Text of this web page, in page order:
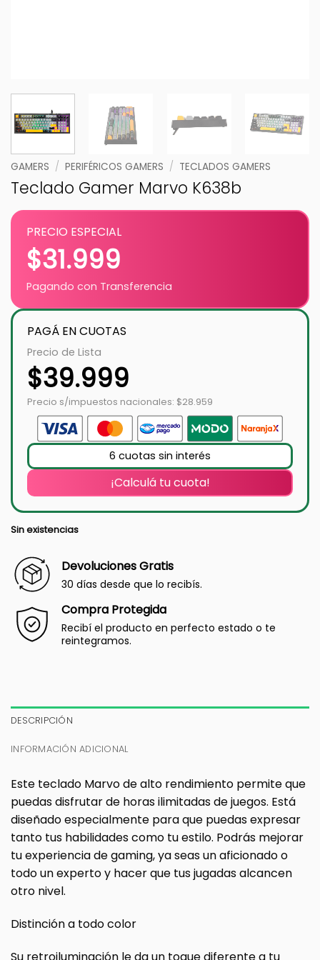
GAMERS / PERIFÉRICOS GAMERS / TECLADOS GAMERS
Teclado Gamer Marvo K638b
PRECIO ESPECIAL
$31.999
Pagando con Transferencia
PAGÁ EN CUOTAS
Precio de Lista
$39.999
Precio s/impuestos nacionales: $28.959
6 cuotas sin interés
¡Calculá tu cuota!
Sin existencias
Devoluciones Gratis
30 días desde que lo recibís.
Compra Protegida
Recibí el producto en perfecto estado o te
reintegramos.
DESCRIPCIÓN
INFORMACIÓN ADICIONAL
Este teclado Marvo de alto rendimiento permite que
puedas disfrutar de horas ilimitadas de juegos. Está
diseñado especialmente para que puedas expresar
tanto tus habilidades como tu estilo. Podrás mejorar
tu experiencia de gaming, ya seas un aficionado o
todo un experto y hacer que tus jugadas alcancen
otro nivel.
Distinción a todo color
Su retroiluminación le da un toque diferente a tu